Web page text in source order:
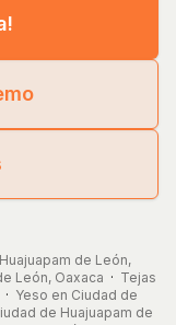
de León,
León, Oaxaca · Tejas
· Yeso en Ciudad de
de Huajuapam de